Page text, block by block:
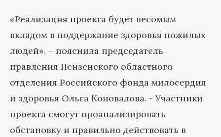
«Реализация проекта будет весомым
вкладом в поддержание здоровья пожилых
людей», – пояснила председатель
правления Пензенского областного
отделения Российского фонда милосердия
и здоровья Ольга Коновалова. - Участники
проекта смогут проанализировать
обстановку и правильно действовать в